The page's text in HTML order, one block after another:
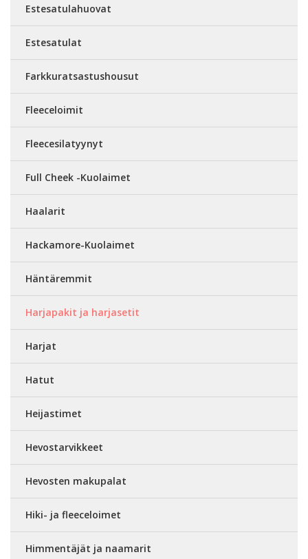
Estesatulahuovat
Estesatulat
Farkkuratsastushousut
Fleeceloimit
Fleecesilatyynyt
Full Cheek -Kuolaimet
Haalarit
Hackamore-Kuolaimet
Häntäremmit
Harjapakit ja harjasetit
Harjat
Hatut
Heijastimet
Hevostarvikkeet
Hevosten makupalat
Hiki- ja fleeceloimet
Himmentäjät ja naamarit